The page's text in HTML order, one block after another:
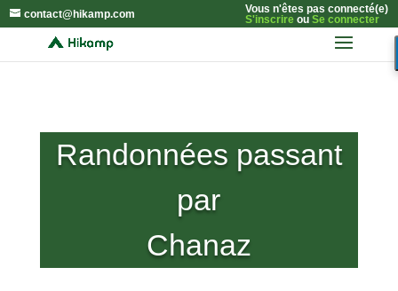
contact@hikamp.com
Vous n'êtes pas connecté(e)
S'inscrireou Se connecter
Randonnées passant
par
Chanaz